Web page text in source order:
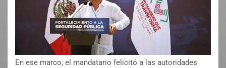
En ese marco, el mandatario felicitó a las autoridades